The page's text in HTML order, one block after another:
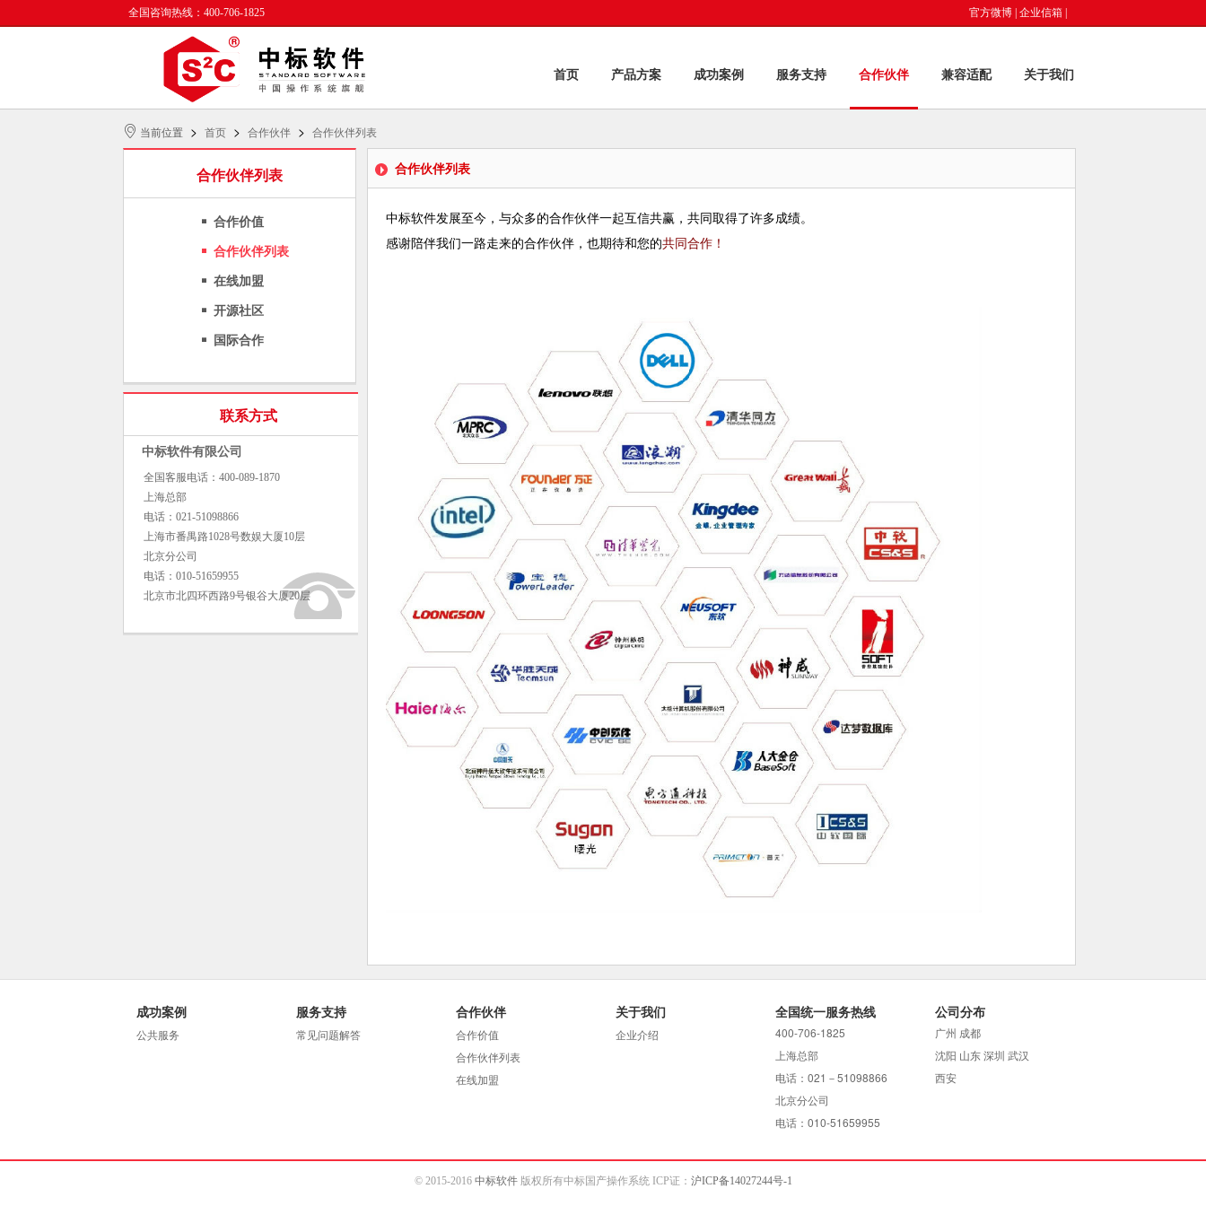
全国咨询热线：400-706-1825 官方微博 企业信箱
首页 产品方案 成功案例 服务支持 合作伙伴 兼容适配 关于我们
当前位置 > 首页 > 合作伙伴 > 合作伙伴列表
合作伙伴列表
合作价值
合作伙伴列表
在线加盟
开源社区
国际合作
联系方式
中标软件有限公司
全国客服电话：400-089-1870
上海总部
电话：021-51098866
上海市番禺路1028号数娱大厦10层
北京分公司
电话：010-51659955
北京市北四环西路9号银谷大厦20层
合作伙伴列表
中标软件发展至今，与众多的合作伙伴一起互信共赢，共同取得了许多成绩。
感谢陪伴我们一路走来的合作伙伴，也期待和您的共同合作！
成功案例
公共服务
服务支持
常见问题解答
合作伙伴
合作价值
合作伙伴列表
在线加盟
关于我们
企业介绍
全国统一服务热线
400-706-1825
上海总部
电话：021－51098866
北京分公司
电话：010-51659955
公司分布
广州 成都
沈阳 山东 深圳 武汉
西安
© 2015-2016 中标软件版权所有中标国产操作系统 ICP证： 沪ICP备14027244号-1